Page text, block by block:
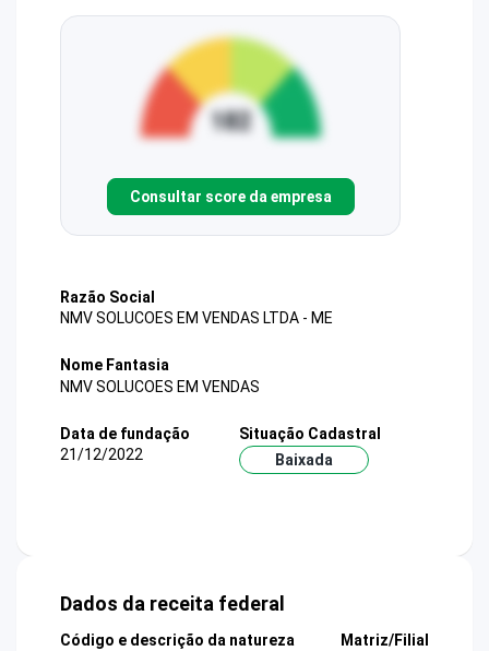
Consultar score da empresa
Razão Social
NMV SOLUCOES EM VENDAS LTDA - ME
Nome Fantasia
NMV SOLUCOES EM VENDAS
Data de fundação
21/12/2022
Situação Cadastral
Baixada
Dados da receita federal
Código e descrição da natureza
Matriz/Filial